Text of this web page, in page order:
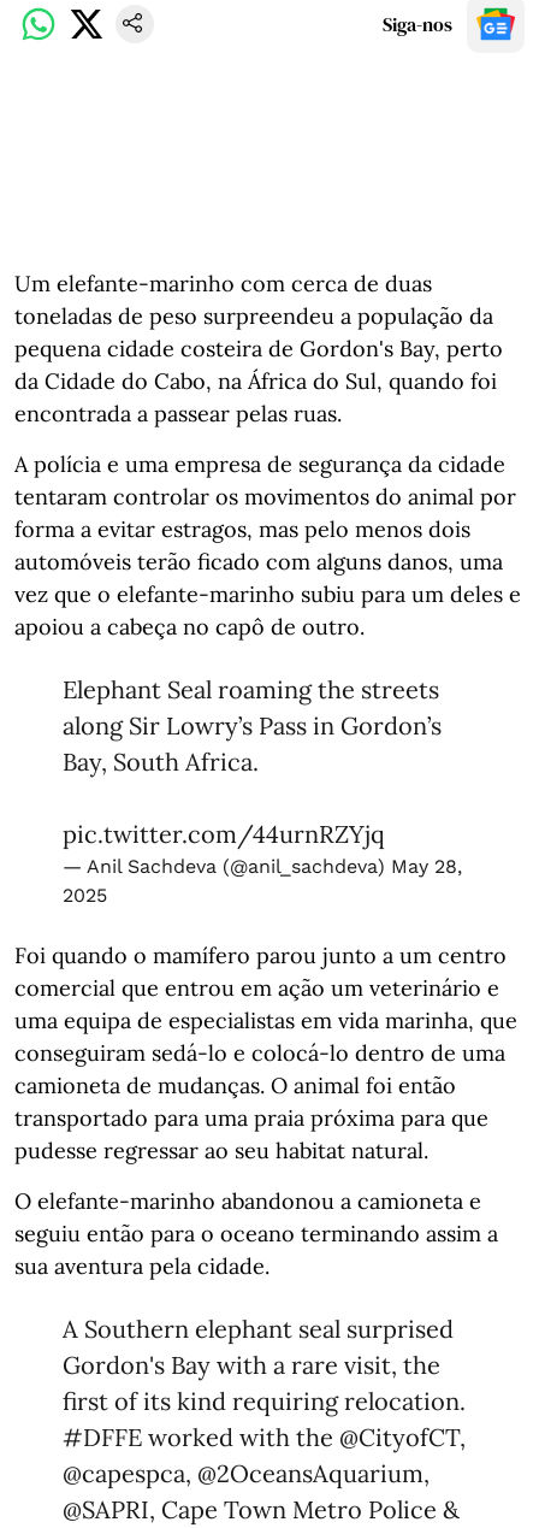
Siga-nos
Um elefante-marinho com cerca de duas
toneladas de peso surpreendeu a população da
pequena cidade costeira de Gordon's Bay, perto
da Cidade do Cabo, na África do Sul, quando foi
encontrada a passear pelas ruas.
A polícia e uma empresa de segurança da cidade
tentaram controlar os movimentos do animal por
forma a evitar estragos, mas pelo menos dois
automóveis terão ficado com alguns danos, uma
vez que o elefante-marinho subiu para um deles e
apoiou a cabeça no capô de outro.
Elephant Seal roaming the streets
along Sir Lowry’s Pass in Gordon’s
Bay, South Africa.
pic.twitter.com/44urnRZYjq
— Anil Sachdeva (@anil_sachdeva) May 28,
2025
Foi quando o mamífero parou junto a um centro
comercial que entrou em ação um veterinário e
uma equipa de especialistas em vida marinha, que
conseguiram sedá-lo e colocá-lo dentro de uma
camioneta de mudanças. O animal foi então
transportado para uma praia próxima para que
pudesse regressar ao seu habitat natural.
O elefante-marinho abandonou a camioneta e
seguiu então para o oceano terminando assim a
sua aventura pela cidade.
A Southern elephant seal surprised
Gordon's Bay with a rare visit, the
first of its kind requiring relocation.
#DFFE worked with the @CityofCT,
@capespca, @2OceansAquarium,
@SAPRI, Cape Town Metro Police &